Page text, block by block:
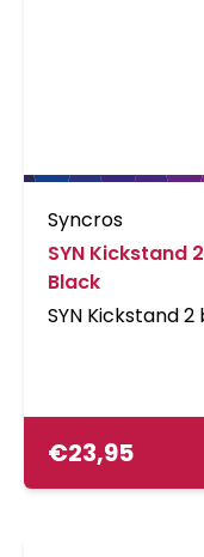
Syncros
SYN Kickstand
Black
SYN Kickstand
€23,95